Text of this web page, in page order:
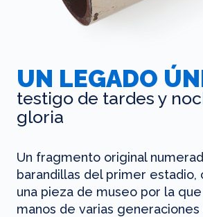
UN LEGADO
testigo de tardes y
gloria
Un fragmento original
barandillas del primer estadio,
una pieza de museo por la
manos de varias